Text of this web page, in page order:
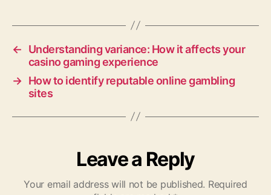
←
Understanding variance: How it affects your
casino gaming experience
→ How to identify reputable online gambling
sites
Leave a Reply
Your email address will not be published. Required